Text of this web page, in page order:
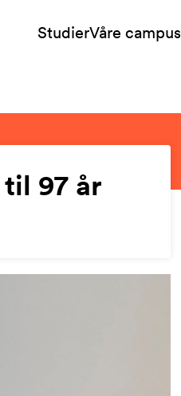
StudierVåre campus
97 år